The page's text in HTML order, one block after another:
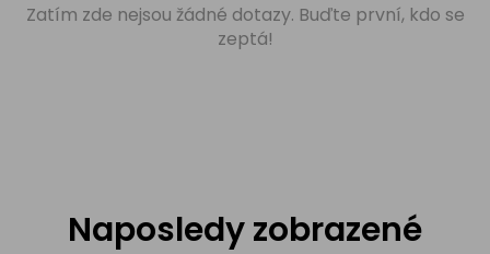
Zatím zde nejsou žádné dotazy. Buďte první, kdo se
zeptá!
Naposledy zobrazené